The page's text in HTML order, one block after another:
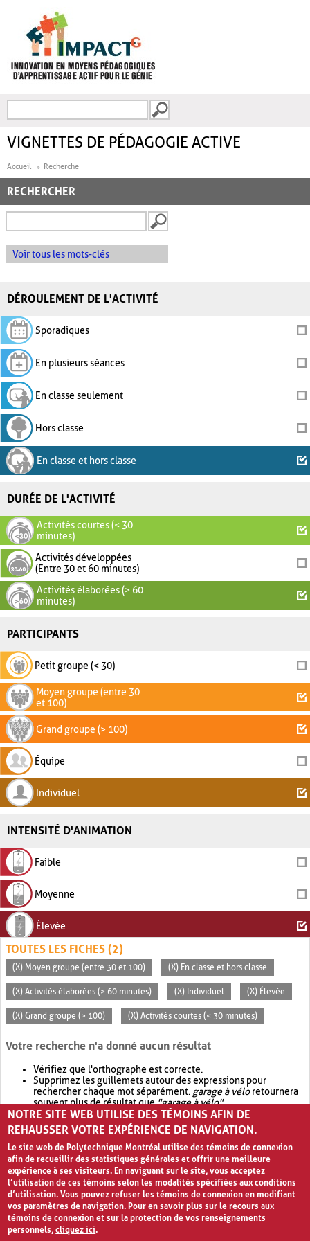
FORMULAIRE DE
VIGNETTES DE PÉDAGOGIE ACTIVE
Accueil Recherche
RECHERCHER
Voir tous les mots-clés
DÉROULEMENT DE L'ACTIVITÉ
Sporadiques
En plusieurs séances
En classe seulement
Hors classe
En classe et hors classe
DURÉE DE L'ACTIVITÉ
Activités courtes (< 30
minutes)
Activités développées
(Entre 30 et 60 minutes)
Activités élaborées (> 60
minutes)
PARTICIPANTS
Petit groupe (< 30)
Moyen groupe (entre 30
et 100)
Grand groupe (> 100)
Équipe
Individuel
INTENSITÉ D'ANIMATION
Faible
Moyenne
Élevée
TOUTES LES FICHES (2)
(X) Moyen groupe (entre 30 et 100) (X) En classe et hors classe
(X) Activités élaborées (> 60 minutes) (X) Individuel (X) Élevée
(X) Grand groupe (> 100) (X) Activités courtes (< 30 minutes)
Votre recherche n'a donné aucun résultat
Vérifiez que l'orthographe est correcte.
Supprimez les guillemets autour des expressions pour
rechercher chaque mot séparément. garage à véloretournera
souvent plus de résultat que"garage à vélo".
Envisagez d'élargir votre recherche avec OR.garage OR vélo
retournera souvent plus de résultat quegarage à vélo
NOTRE SITE WEB UTILISE DES TÉMOINS AFIN DE
REHAUSSER VOTRE EXPÉRIENCE DE NAVIGATION.
Le site web de Polytechnique Montréal utilise des témoins de connexion
afin de recueillir des statistiques générales et offrir une meilleure
expérience à ses visiteurs. En naviguant sur le site, vous acceptez
l’utilisation de ces témoins selon les modalités spécifiées aux conditions
d’utilisation. Vous pouvez refuser les témoins de connexion en modifiant
vos paramètres de navigation. Pour en savoir plus sur le recours aux
témoins de connexion et sur la protection de vos renseignements
personnels,cliquez ici.